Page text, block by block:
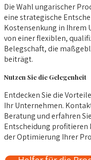
Die Wahl ungarischer
eine strategische
Kostensenkung in Ihrem
von einer flexiblen,
Belegschaft, die
beiträgt.
Nutzen Sie die Gelegenheit
Entdecken Sie die
Ihr Unternehmen.
Beratung und erfahren
Entscheidung profitieren
der Optimierung Ihrer